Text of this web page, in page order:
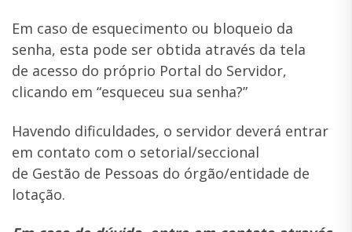
Em caso de esquecimento ou bloqueio da
senha, esta pode ser obtida através da tela
de acesso do próprio Portal do Servidor,
clicando em “esqueceu sua senha?”
Havendo dificuldades, o servidor deverá entrar
em contato com o setorial/seccional
de Gestão de Pessoas do órgão/entidade de
lotação.